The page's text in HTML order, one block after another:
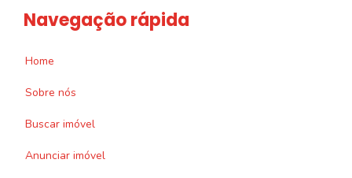
Navegação rápida
Home
Sobre nós
Buscar imóvel
Anunciar imóvel